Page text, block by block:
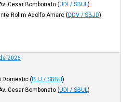
Cesar Bombonato (UDI / SBUL )
Rolim Adolfo Amaro (QDV / SBJD)
2026
Domestic (PLU / SBBH)
Cesar Bombonato (UDI / SBUL )